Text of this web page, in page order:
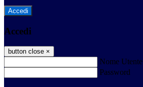
Accedi
Accedi
button close ×
Nome Utente
Password